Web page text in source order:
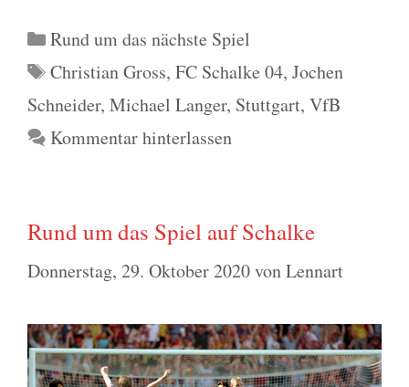
Kategorien
Rund um das nächste Spiel
Schlagwörter
Christian Gross, FC Schalke 04, Jochen
Schneider, Michael Langer, Stuttgart, VfB
Kommentar hinterlassen
Rund um das Spiel auf Schalke
Donnerstag, 29. Oktober 2020vonLennart